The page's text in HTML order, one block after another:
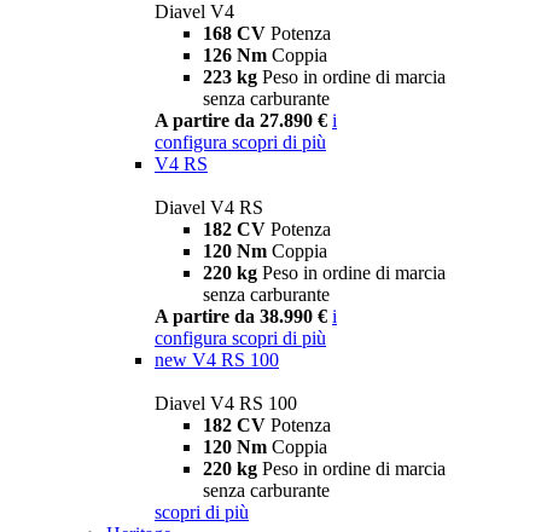
Diavel V4
168 CV Potenza
126 Nm Coppia
223 kg Peso in ordine di marcia
senza carburante
A partire da 27.890 € i
configura scopri di più
V4 RS
Diavel V4 RS
182 CV Potenza
120 Nm Coppia
220 kg Peso in ordine di marcia
senza carburante
A partire da 38.990 € i
configura scopri di più
new V4 RS 100
Diavel V4 RS 100
182 CV Potenza
120 Nm Coppia
220 kg Peso in ordine di marcia
senza carburante
scopri di più